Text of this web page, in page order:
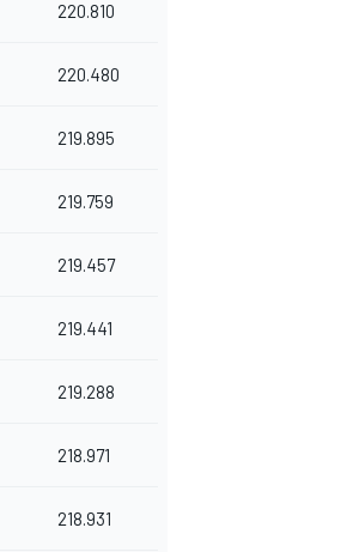
220.810
220.480
219.895
219.759
219.457
219.441
219.288
218.971
218.931